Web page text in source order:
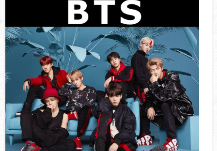
BTSのグラビアプロジェクト「Special 8 Photo-Folio」第二弾は
RM、テーマは「Entirety」【画像あり】
BTS(防弾少年団)ジンの入隊が決定、兵役へ！現在入隊するた
めの準備中【気になる速報】
【祝】本日9月1日は、BTS(防弾少年団)ジョングクの25歳の誕
生日！ファンから祝福の声！